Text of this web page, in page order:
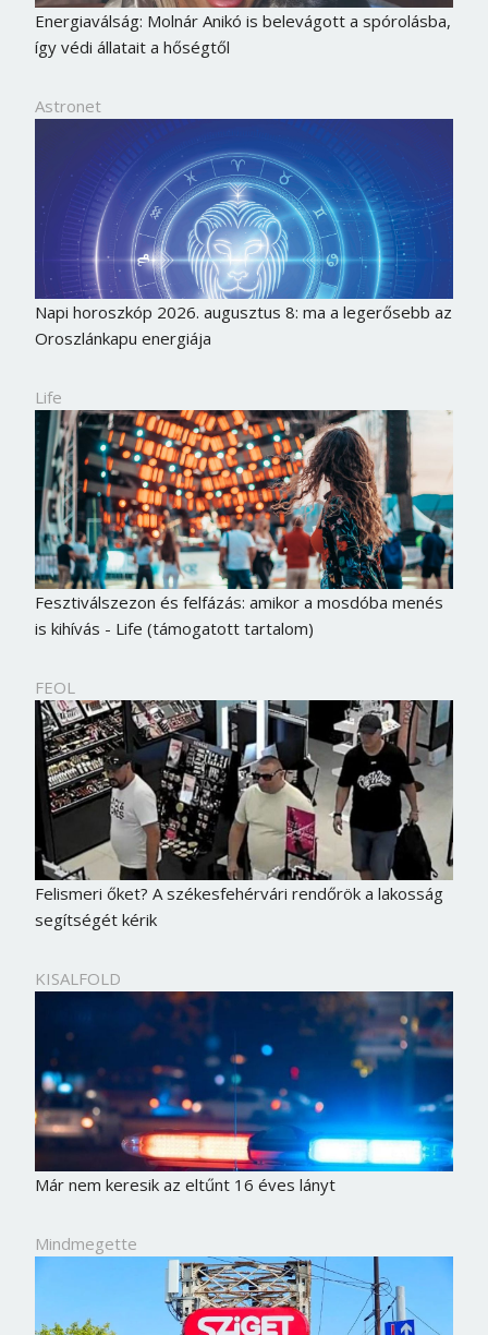
Energiaválság: Molnár Anikó is belevágott a spórolásba,
így védi állatait a hőségtől
Astronet
Napi horoszkóp 2026. augusztus 8: ma a legerősebb az
Oroszlánkapu energiája
Life
Fesztiválszezon és felfázás: amikor a mosdóba menés
is kihívás - Life (támogatott tartalom)
FEOL
Felismeri őket? A székesfehérvári rendőrök a lakosság
segítségét kérik
KISALFOLD
Már nem keresik az eltűnt 16 éves lányt
Mindmegette
Jelszó